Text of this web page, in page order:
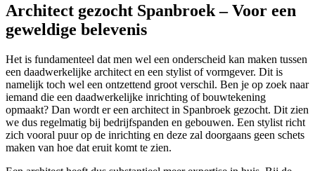
Architect gezocht Spanbroek – Voor een
geweldige belevenis
Het is fundamenteel dat men wel een onderscheid kan maken tussen
een daadwerkelijke architect en een stylist of vormgever. Dit is
namelijk toch wel een ontzettend groot verschil. Ben je op zoek naar
iemand die een daadwerkelijke inrichting of bouwtekening
opmaakt? Dan wordt er een architect in Spanbroek gezocht. Dit zien
we dus regelmatig bij bedrijfspanden en gebouwen. Een stylist richt
zich vooral puur op de inrichting en deze zal doorgaans geen schets
maken van hoe dat eruit komt te zien.